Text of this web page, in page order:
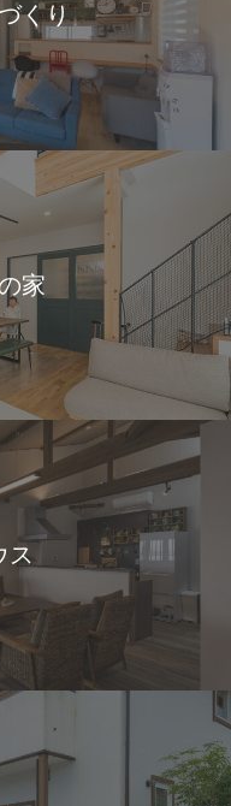
くり
家
ス